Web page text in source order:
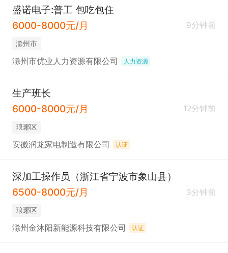
盛诺电子:普工 包吃包住
6000-8000元/月
9分钟前
滁州市
滁州市优业人力资源有限公司 人力资源
生产班长
6000-8000元/月
12分钟前
琅琊区
安徽润龙家电制造有限公司 认证
深加工操作员（浙江省宁波市象山县）
6500-8000元/月
3分钟前
琅琊区
滁州金沐阳新能源科技有限公司 认证